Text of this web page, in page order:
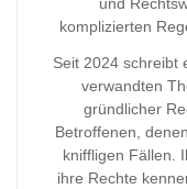
komplizierten
Seit 2024 schreibt
verwandten
gründlicher
Betroffenen,
kniffligen Fällen.
ihre Rechte